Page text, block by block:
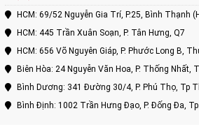
HCM: 69/52 Nguyễn Gia Trí, P.25, Bình Thạnh
HCM: 445 Trần Xuân Soạn, P. Tân Hưng, Q7
HCM: 656 Võ Nguyên Giáp, P. Phước Long B,
Biên Hòa: 24 Nguyễn Văn Hoa, P. Thống Nhất,
Bình Dương: 341 Đường 30/4, P. Phú Thọ, Tp
Bình Định: 1002 Trần Hưng Đạo, P. Đống Đa,